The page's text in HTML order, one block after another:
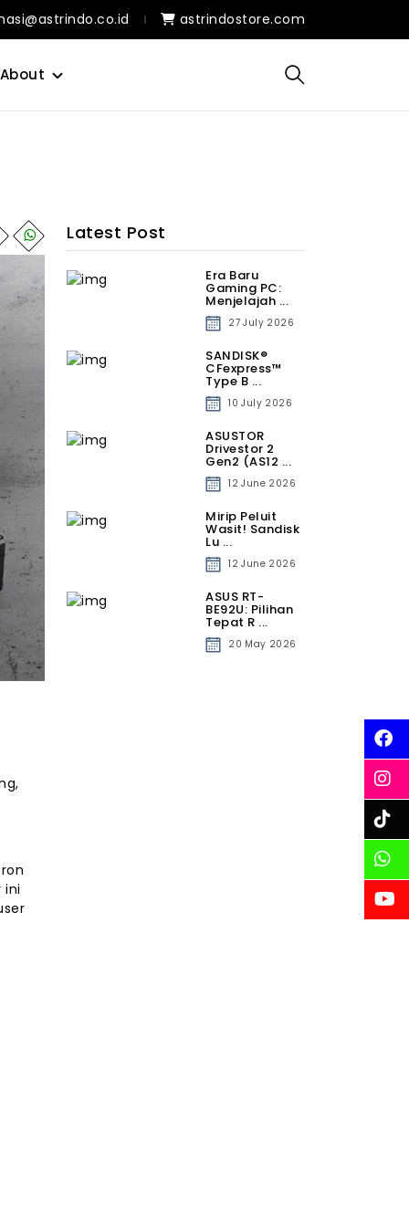
astrindostore.com
About
ini
Latest Post
Era Baru
Gaming PC:
Menjelajah ...
27 July 2026
SANDISK®
CFexpress™
Type B ...
10 July 2026
ASUSTOR
Drivestor 2
Gen2 (AS12 ...
12 June 2026
Mirip Peluit
Wasit! Sandisk
Lu ...
12 June 2026
ASUS RT-
BE92U: Pilihan
Tepat R ...
20 May 2026